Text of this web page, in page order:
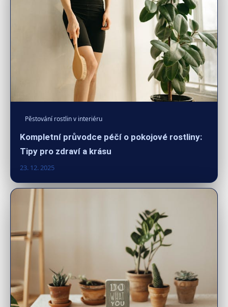
Pěstování rostlin v interiéru
Kompletní průvodce péčí o pokojové rostliny:
Tipy pro zdraví a krásu
23. 12. 2025